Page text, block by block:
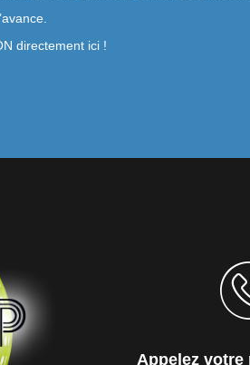
directement ici !
Appelez votre